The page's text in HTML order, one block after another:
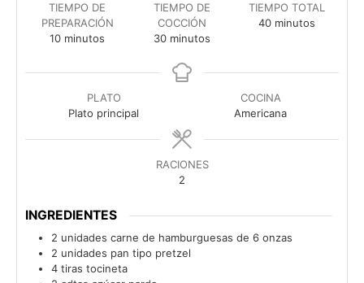
TIEMPO DE
PREPARACIÓN
10minutos
minutos
TIEMPO DE
COCCIÓN
30minutos
minutos
TIEMPO TOTAL
40minutos
minutos
PLATO
Plato principal
COCINA
Americana
RACIONES
2
INGREDIENTES
2 unidades carne de hamburguesas de 6 onzas
2 unidades pan tipo pretzel
4 tiras tocineta